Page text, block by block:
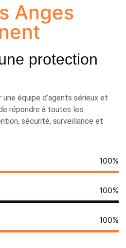
Anges
protection
équipe d’agents sérieux et
répondre à toutes les
sécurité, surveillance et
100%
100%
100%